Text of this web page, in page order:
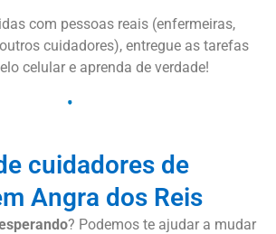
com pessoas reais (enfermeiras,
cuidadores), entregue as tarefas
celular e aprenda de verdade!
cuidadores de
Angra dos Reis
? Podemos te ajudar a mudar